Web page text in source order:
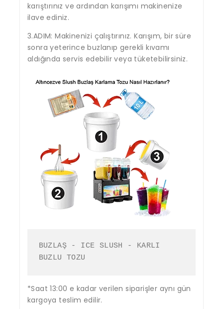
karıştırınız ve ardından karışımı makinenize
ilave ediniz.
3.ADIM: Makinenizi çalıştırınız. Karışım, bir süre
sonra yeterince buzlanıp gerekli kıvamı
aldığında servis edebilir veya tüketebilirsiniz.
BUZLAŞ - ICE SLUSH - KARLI
BUZLU TOZU
*Saat 13:00 e kadar verilen siparişler aynı gün
kargoya teslim edilir.